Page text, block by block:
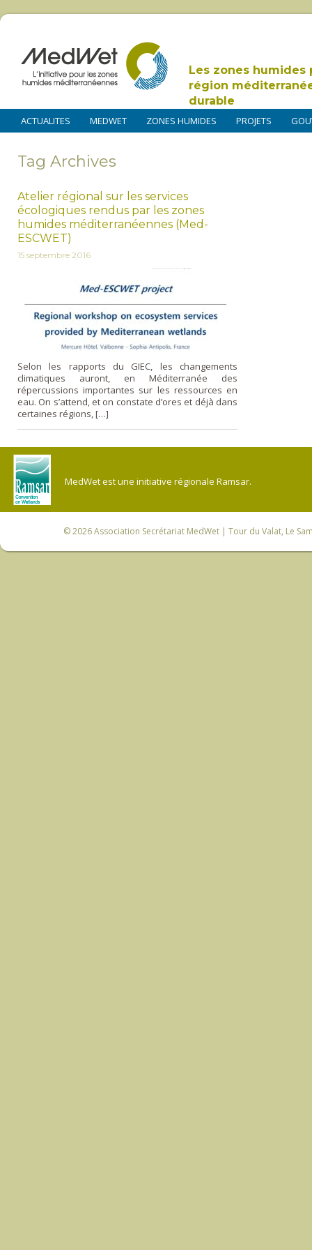
Les zones humides
région
durable
ACTUALITES MEDWET ZONES HUMIDES PROJETS
Tag Archives
Atelier régional sur les services
écologiques rendus par les zones
humides méditerranéennes (Med-
ESCWET)
15 septembre 2016
Selon les rapports du GIEC, les changements
climatiques auront, en Méditerranée des
répercussions importantes sur les ressources en
eau. On s’attend, et on constate d’ores et déjà dans
certaines régions, […]
MedWet est une initiative régionale Ramsar.
© 2026Association Secrétariat MedWet | Tour du Valat, Le